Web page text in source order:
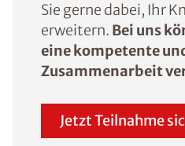
Sie gerne dabei, Ihr
erweitern. Bei uns
eine kompetente
Zusammenarbeit
Jetzt Teilnahme